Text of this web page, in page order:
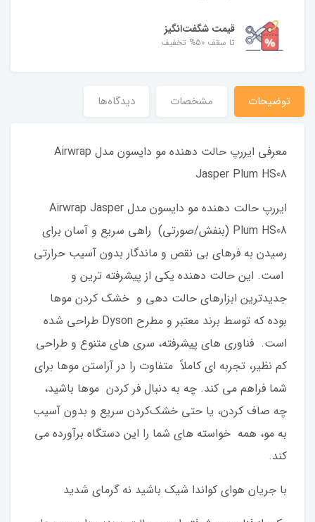
قیمت شگفت‌انگیز
تا سقف 50% تخفیف
توضیحات مشخصات دیدگاه‌ها
معرفی ایررپ حالت دهنده مو دایسون مدل Airwrap
Jasper Plum HS08
ایررپ حالت دهنده مو دایسون مدل Airwrap Jasper
Plum HS08 (بنفش/صورتی) راهی سریع و آسان برای
رسیدن به فرهای بی نقص و ماندگار بدون آسیب حرارتی
است. این حالت دهنده یکی از پیشرفته‌ ترین و
جدیدترین ابزارهای حالت‌ دهی و خشک‌ کردن موها
بوده که توسط برند معتبر و مطرح Dyson طراحی شده
است. فناوری‌ های پیشرفته، سری های متنوع و طراحی
کم نظیر، تجربه‌ ای کاملاً متفاوت را در آراستن موها برای
شما فراهم می‌ کند. چه به دنبال فر کردن موها باشید،
چه صاف کردن، یا حتی خشک‌کردن سریع و بدون آسیب
به مو، همه خواسته های شما را این دستگاه برآورده می
کند.
با جریان هوای کواندا شیک باشید نه گرمای شدید